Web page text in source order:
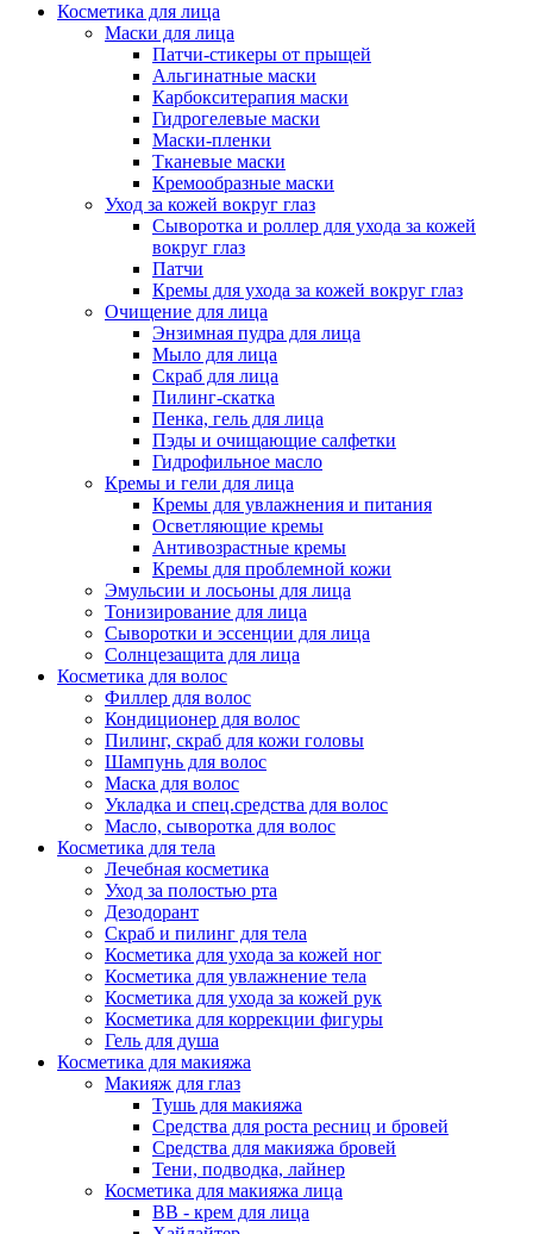
Косметика для лица
Маски для лица
Патчи-стикеры от прыщей
Альгинатные маски
Карбокситерапия маски
Гидрогелевые маски
Маски-пленки
Тканевые маски
Кремообразные маски
Уход за кожей вокруг глаз
Сыворотка и роллер для ухода за кожей
вокруг глаз
Патчи
Кремы для ухода за кожей вокруг глаз
Очищение для лица
Энзимная пудра для лица
Мыло для лица
Скраб для лица
Пилинг-скатка
Пенка, гель для лица
Пэды и очищающие салфетки
Гидрофильное масло
Кремы и гели для лица
Кремы для увлажнения и питания
Осветляющие кремы
Антивозрастные кремы
Кремы для проблемной кожи
Эмульсии и лосьоны для лица
Тонизирование для лица
Сыворотки и эссенции для лица
Солнцезащита для лица
Косметика для волос
Филлер для волос
Кондиционер для волос
Пилинг, скраб для кожи головы
Шампунь для волос
Маска для волос
Укладка и спец.средства для волос
Масло, сыворотка для волос
Косметика для тела
Лечебная косметика
Уход за полостью рта
Дезодорант
Скраб и пилинг для тела
Косметика для ухода за кожей ног
Косметика для увлажнение тела
Косметика для ухода за кожей рук
Косметика для коррекции фигуры
Гель для душа
Косметика для макияжа
Макияж для глаз
Тушь для макияжа
Средства для роста ресниц и бровей
Средства для макияжа бровей
Тени, подводка, лайнер
Косметика для макияжа лица
ВВ - крем для лица